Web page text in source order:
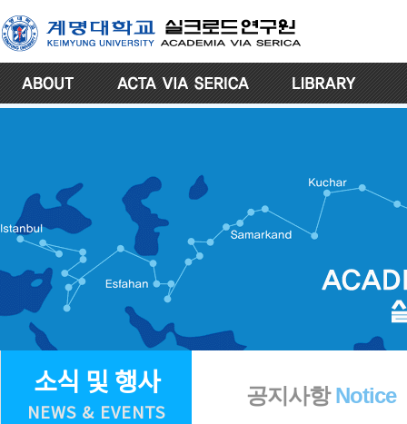
소식 및 행사
NEWS & EVENTS
공지사항Notice